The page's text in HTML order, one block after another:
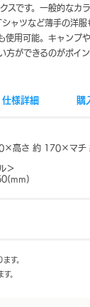
スです。一般的なカ
シャツなど薄手の洋
使用可能。キャンプ
方ができるのがポイン
仕様詳細 購
高さ 約 170×マチ
＞
す。
。